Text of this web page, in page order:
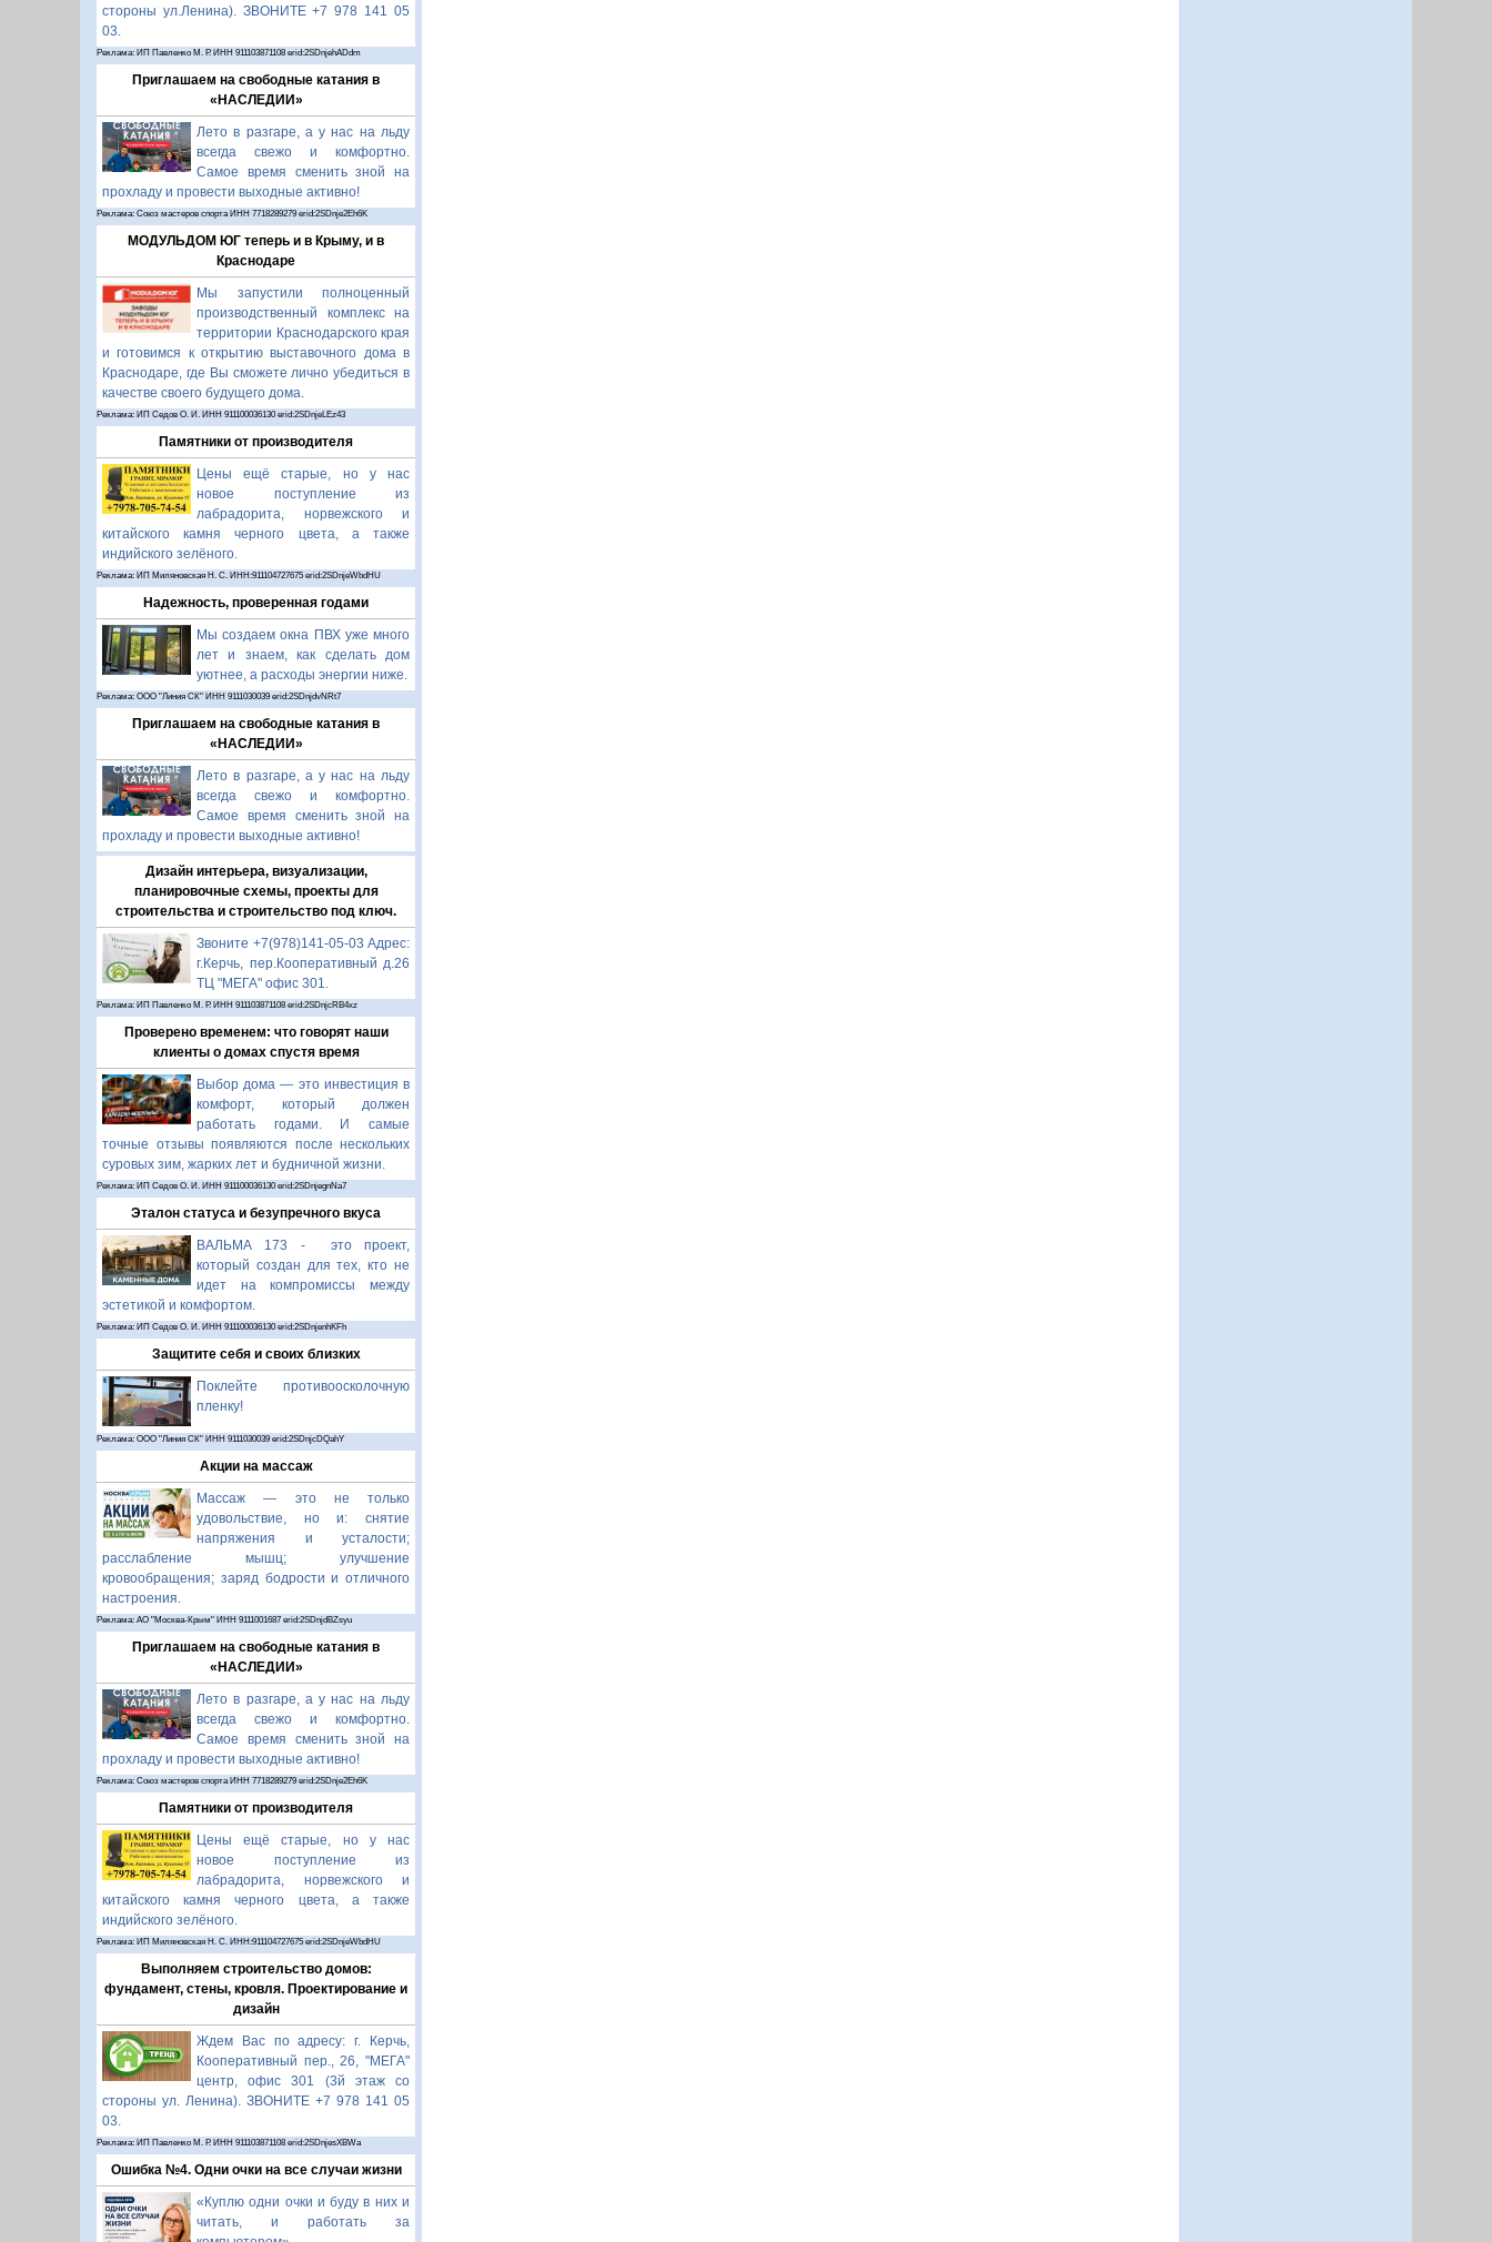
стороны ул.Ленина). ЗВОНИТЕ +7 978 141 05
03.
Реклама: ИП Павленко М. Р. ИНН 911103871108 erid:2SDnjehADdm
Приглашаем на свободные катания в
«НАСЛЕДИИ»
Лето в разгаре, а у нас на льду
всегда свежо и комфортно.
Самое время сменить зной на
прохладу и провести выходные активно!
Реклама: Союз мастеров спорта ИНН 7718289279 erid:2SDnje2Eh6K
МОДУЛЬДОМ ЮГ теперь и в Крыму, и в
Краснодаре
Мы запустили полноценный
производственный комплекс на
территории Краснодарского края
и готовимся к открытию выставочного дома в
Краснодаре, где Вы сможете лично убедиться в
качестве своего будущего дома.
Реклама: ИП Седов О. И. ИНН 911100036130 erid:2SDnjeLEz43
Памятники от производителя
Цены ещё старые, но у нас
новое поступление из
лабрадорита, норвежского и
китайского камня черного цвета, а также
индийского зелёного.
Реклама: ИП Миляновская Н. С. ИНН:911104727675 erid:2SDnjeWbdHU
Надежность, проверенная годами
Мы создаем окна ПВХ уже много
лет и знаем, как сделать дом
уютнее, а расходы энергии ниже.
Реклама: ООО "Линия СК" ИНН 9111030039 erid:2SDnjdvNRt7
Приглашаем на свободные катания в
«НАСЛЕДИИ»
Лето в разгаре, а у нас на льду
всегда свежо и комфортно.
Самое время сменить зной на
прохладу и провести выходные активно!
Дизайн интерьера, визуализации,
планировочные схемы, проекты для
строительства и строительство под ключ.
Звоните +7(978)141-05-03 Адрес:
г.Керчь, пер.Кооперативный д.26
ТЦ "МЕГА" офис 301.
Реклама: ИП Павленко М. Р. ИНН 911103871108 erid:2SDnjcRB4xz
Проверено временем: что говорят наши
клиенты о домах спустя время
Выбор дома — это инвестиция в
комфорт, который должен
работать годами. И самые
точные отзывы появляются после нескольких
суровых зим, жарких лет и будничной жизни.
Реклама: ИП Седов О. И. ИНН 911100036130 erid:2SDnjegnNa7
Эталон статуса и безупречного вкуса
ВАЛЬМА 173 - это проект,
который создан для тех, кто не
идет на компромиссы между
эстетикой и комфортом.
Реклама: ИП Седов О. И. ИНН 911100036130 erid:2SDnjenhKFh
Защитите себя и своих близких
Поклейте противоосколочную
пленку!
Реклама: ООО "Линия СК" ИНН 9111030039 erid:2SDnjcDQahY
Акции на массаж
Массаж — это не только
удовольствие, но и: снятие
напряжения и усталости;
расслабление мышц; улучшение
кровообращения; заряд бодрости и отличного
настроения.
Реклама: АО "Москва-Крым" ИНН 9111001687 erid:2SDnjdBZsyu
Приглашаем на свободные катания в
«НАСЛЕДИИ»
Лето в разгаре, а у нас на льду
всегда свежо и комфортно.
Самое время сменить зной на
прохладу и провести выходные активно!
Реклама: Союз мастеров спорта ИНН 7718289279 erid:2SDnje2Eh6K
Памятники от производителя
Цены ещё старые, но у нас
новое поступление из
лабрадорита, норвежского и
китайского камня черного цвета, а также
индийского зелёного.
Реклама: ИП Миляновская Н. С. ИНН:911104727675 erid:2SDnjeWbdHU
Выполняем строительство домов:
фундамент, стены, кровля. Проектирование и
дизайн
Ждем Вас по адресу: г. Керчь,
Кооперативный пер., 26, "МЕГА"
центр, офис 301 (3й этаж со
стороны ул. Ленина). ЗВОНИТЕ +7 978 141 05
03.
Реклама: ИП Павленко М. Р. ИНН 911103871108 erid:2SDnjesXBWa
Ошибка №4. Одни очки на все случаи жизни
«Куплю одни очки и буду в них и
читать, и работать за